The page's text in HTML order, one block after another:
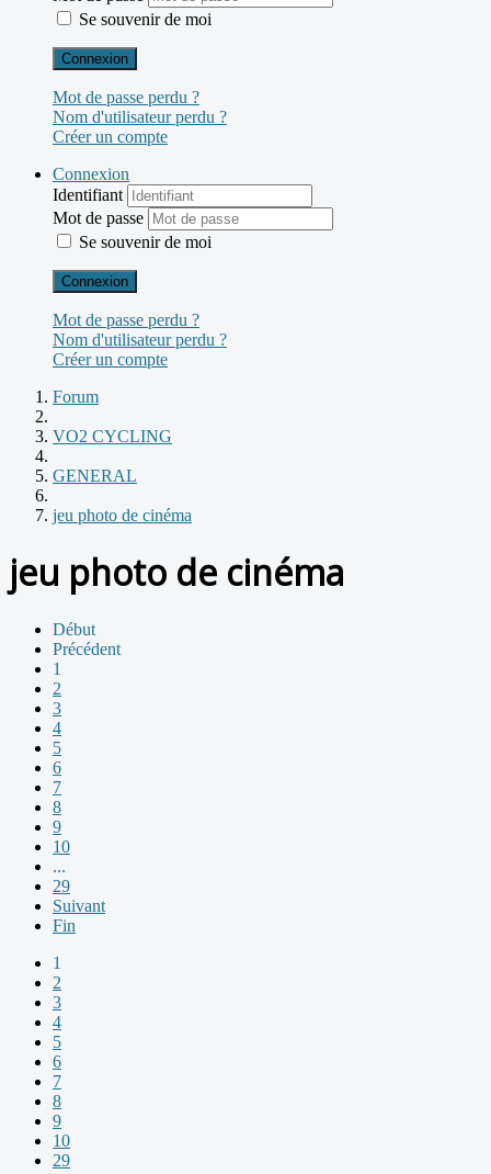
Se souvenir de moi
Connexion
Mot de passe perdu ?
Nom d'utilisateur perdu ?
Créer un compte
Connexion
Identifiant
Mot de passe
Se souvenir de moi
Connexion
Mot de passe perdu ?
Nom d'utilisateur perdu ?
Créer un compte
Forum
VO2 CYCLING
GENERAL
jeu photo de cinéma
jeu photo de cinéma
Début
Précédent
1
2
3
4
5
6
7
8
9
10
...
29
Suivant
Fin
1
2
3
4
5
6
7
8
9
10
29